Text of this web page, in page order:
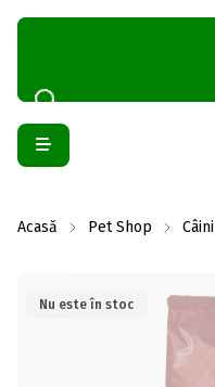
Acasă Pet Shop Câini
Nu este în stoc